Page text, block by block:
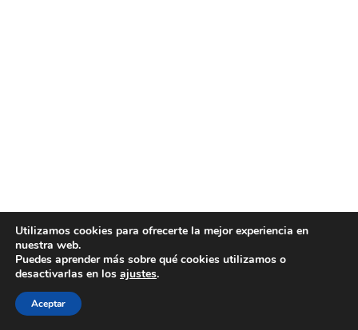
Utilizamos cookies para ofrecerte la mejor experiencia en
nuestra web.
Puedes aprender más sobre qué cookies utilizamos o
desactivarlas en los ajustes.
Aceptar